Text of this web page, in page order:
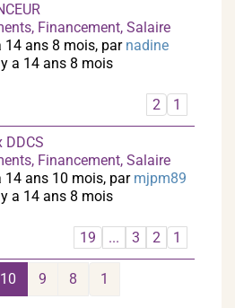
Financement, Salaire
14 ans 8 mois, par nadine
a 14 ans 8 mois
1
2
DDCS
Financement, Salaire
14 ans 10 mois, par mjpm89
a 14 ans 8 mois
1
2
3
...
19
1
8
9
10